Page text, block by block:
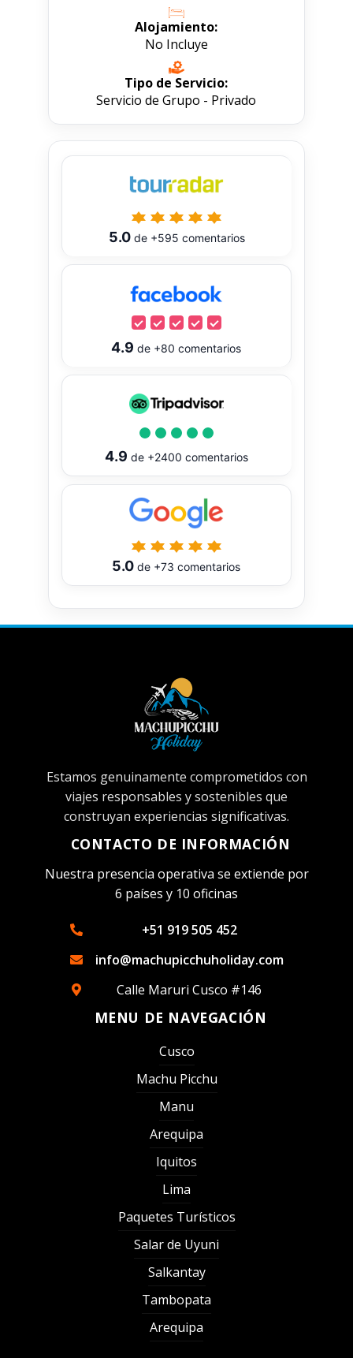
Alojamiento:
No Incluye
Tipo de Servicio:
Servicio de Grupo - Privado
5.0de +595 comentarios
4.9 de +80 comentarios
4.9 de +2400 comentarios
5.0 de +73 comentarios
Estamos genuinamente comprometidos con
viajes responsables y sostenibles que
construyan experiencias significativas.
CONTACTO DE INFORMACIÓN
Nuestra presencia operativa se extiende por
6 países y 10 oficinas
+51 919 505 452
info@machupicchuholiday.com
Calle Maruri Cusco #146
MENU DE NAVEGACIÓN
Cusco
Machu Picchu
Manu
Arequipa
Iquitos
Lima
Paquetes Turísticos
Salar de Uyuni
Salkantay
Tambopata
Arequipa